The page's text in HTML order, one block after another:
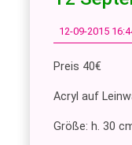
12-09-2015
Preis 40€
Acryl auf
Größe: h. 30